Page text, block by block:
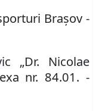
Braşov -
„Dr. Nicolae
nr. 84.01. -